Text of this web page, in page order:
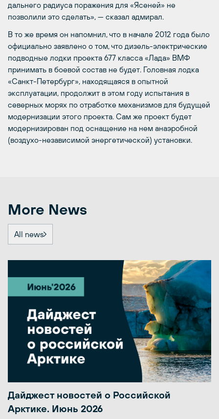
дальнего радиуса поражения для «Ясеней» не
позволили это сделать», — сказал адмирал.
В то же время он напомнил, что в начале 2012 года было
официально заявлено о том, что дизель-электрические
подводные лодки проекта 677 класса «Лада» ВМФ
принимать в боевой состав не будет. Головная лодка
«Санкт-Петербург», находящаяся в опытной
эксплуатации, продолжит в этом году испытания в
северных морях по отработке механизмов для будущей
модернизации этого проекта. Сам же проект будет
модернизирован под оснащение на нем анаэробной
(воздухо-независимой энергетической) установки.
More News
All news
Дайджест новостей о Российской
Арктике. Июнь 2026